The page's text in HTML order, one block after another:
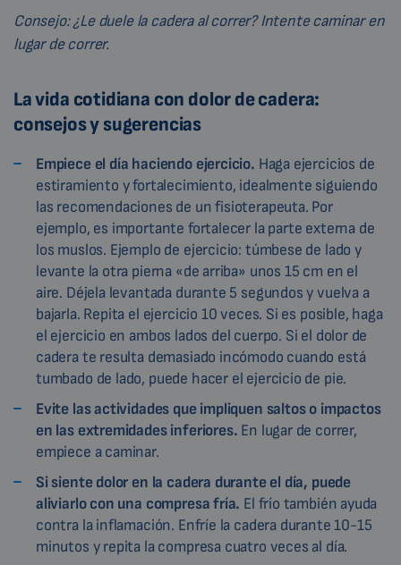
Consejo: ¿Le duele la cadera al correr? Intente caminar en
lugar de correr.
La vida cotidiana con dolor de cadera:
consejos y sugerencias
Empiece el día haciendo ejercicio. Haga ejercicios de
estiramiento y fortalecimiento, idealmente siguiendo
las recomendaciones de un fisioterapeuta. Por
ejemplo, es importante fortalecer la parte externa de
los muslos. Ejemplo de ejercicio: túmbese de lado y
levante la otra pierna «de arriba» unos 15 cm en el
aire. Déjela levantada durante 5 segundos y vuelva a
bajarla. Repita el ejercicio 10 veces. Si es posible, haga
el ejercicio en ambos lados del cuerpo. Si el dolor de
cadera te resulta demasiado incómodo cuando está
tumbado de lado, puede hacer el ejercicio de pie.
Evite las actividades que impliquen saltos o impactos
en las extremidades inferiores. En lugar de correr,
empiece a caminar.
Si siente dolor en la cadera durante el día, puede
aliviarlo con una compresa fría. El frío también ayuda
contra la inflamación. Enfríe la cadera durante 10-15
minutos y repita la compresa cuatro veces al día.